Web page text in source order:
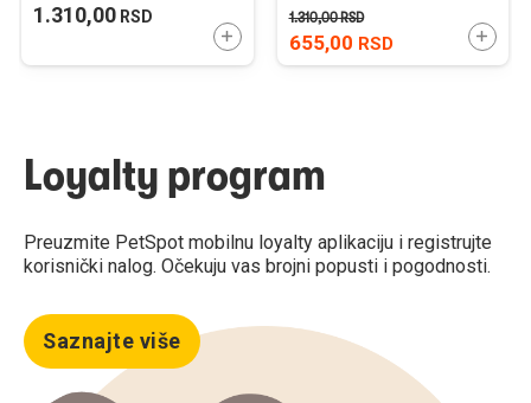
1.310,00 RSD
DODAJTE U KORPU
655,00 RSD
1.310,00RSD
Loyalty program
Preuzmite PetSpot mobilnu loyalty aplikaciju i registrujte
korisnički nalog. Očekuju vas brojni popusti i pogodnosti.
Saznajte više